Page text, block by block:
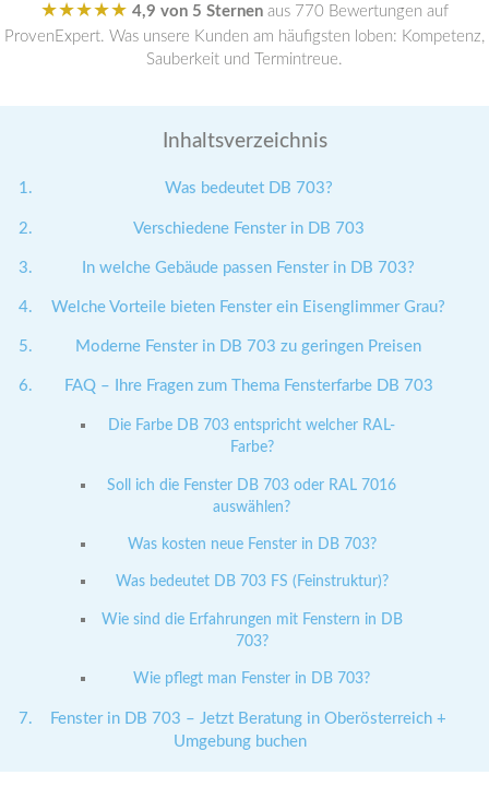
★★★★★ 4,9 von 5 Sternen aus 770 Bewertungen auf
ProvenExpert. Was unsere Kunden am häufigsten loben: Kompetenz,
Sauberkeit und Termintreue.
Inhaltsverzeichnis
Was bedeutet DB 703?
Verschiedene Fenster in DB 703
In welche Gebäude passen Fenster in DB 703?
Welche Vorteile bieten Fenster ein Eisenglimmer Grau?
Moderne Fenster in DB 703 zu geringen Preisen
FAQ – Ihre Fragen zum Thema Fensterfarbe DB 703
Die Farbe DB 703 entspricht welcher RAL-
Farbe?
Soll ich die Fenster DB 703 oder RAL 7016
auswählen?
Was kosten neue Fenster in DB 703?
Was bedeutet DB 703 FS (Feinstruktur)?
Wie sind die Erfahrungen mit Fenstern in DB
703?
Wie pflegt man Fenster in DB 703?
Fenster in DB 703 – Jetzt Beratung in Oberösterreich +
Umgebung buchen